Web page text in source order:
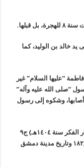
قبلها.
خالد بن الوليد، كما
“عليها السلام” غير
“صلى الله عليه وآله”
وشكوه إلى رسول
١- راجع: تهذيب التهذيب ج٩ ص٣٥٤ و ٣٥٥ و (ط دار الفكر سنة ١٤٠٤هـ) ج٩
ص٣١٥ و ٣١٦ وراجع: التاريخ الكبير للبخاري ج١ ص١٨٢ وتاريخ مدينة دمشق